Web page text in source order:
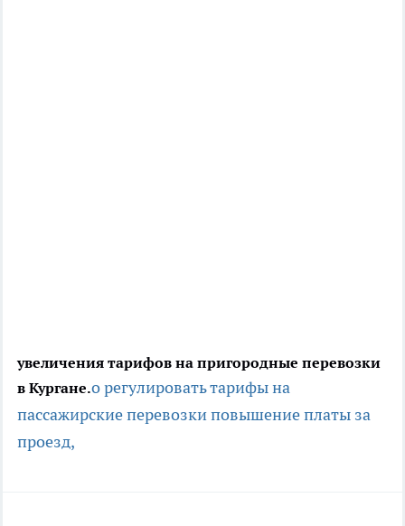
увеличения тарифов на пригородные перевозки
в Кургане.о регулировать тарифы на
пассажирские перевозкиповышение платы за
проезд,